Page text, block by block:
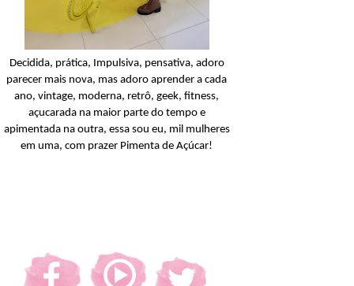
Decidida, prática, Impulsiva, pensativa, adoro
parecer mais nova, mas adoro aprender a cada
ano, vintage, moderna, retrô, geek, fitness,
açucarada na maior parte do tempo e
apimentada na outra, essa sou eu, mil mulheres
em uma, com prazer Pimenta de Açúcar!